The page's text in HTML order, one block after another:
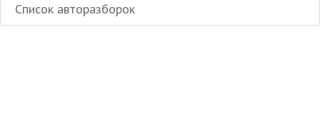
Список авторазборок